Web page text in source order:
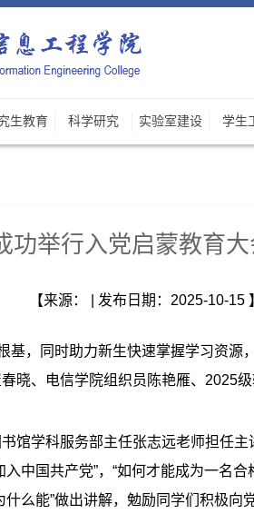
生教育 科学研究 实验室建设 学生
功举行入党启蒙教育
【来源： | 发布日期：2025-10-15
基，同时助力新生快速掌握学习资
晓、电信学院组织员陈艳雁、2025
馆学科服务部主任张志远老师担任
中国共产党”，“如何才能成为一名
么能”做出讲解，勉励同学们积极向